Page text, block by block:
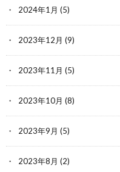
2024年1月 (5)
2023年12月 (9)
2023年11月 (5)
2023年10月 (8)
2023年9月 (5)
2023年8月 (2)